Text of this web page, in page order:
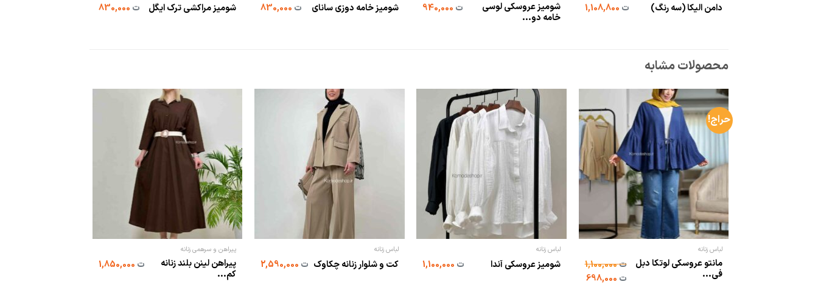
دامن الیکا (سه رنگ) ت
شومیز عروسكی لوسی
خامه دو...
ت شومیز خامه دوزی سانای ت شومیز مراکشی ترک ایگل ت
محصولات مشابه
حراج!
لباس زنانه
مانتو عروسکی لوتکا دبل
فی...
ت1,100,000
ت
لباس زنانه
شومیز عروسکی آندا ت
لباس زنانه
کت و شلوار زنانه چکاوک ت
پیراهن و سرهمی زنانه
پیراهن لینن بلند زنانه
کم...
ت